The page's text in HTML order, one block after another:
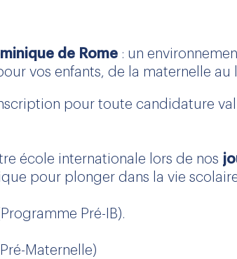
de Rome : un
vos enfants, de la maternelle au
pour toute candidature
école internationale lors de nos
pour plonger dans la vie
Pré-IB).
Maternelle)